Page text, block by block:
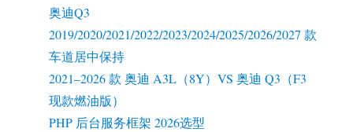
奥迪Q3
2019/2020/2021/2022/2023/2024/2025/2026/2027 款
车道居中保持
2021–2026 款 奥迪 A3L（8Y）VS 奥迪 Q3（F3
现款燃油版）
PHP 后台服务框架 2026选型